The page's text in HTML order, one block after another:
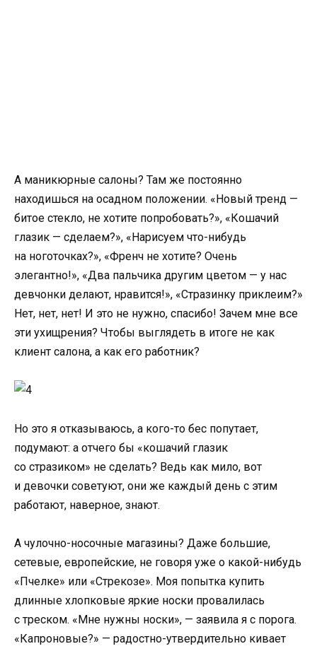
А маникюрные салоны? Там же постоянно
находишься на осадном положении. «Новый тренд —
битое стекло, не хотите попробовать?», «Кошачий
глазик — сделаем?», «Нарисуем что-нибудь
на ноготочках?», «Френч не хотите? Очень
элегантно!», «Два пальчика другим цветом — у нас
девчонки делают, нравится!», «Стразинку приклеим?»
Нет, нет, нет! И это не нужно, спасибо! Зачем мне все
эти ухищрения? Чтобы выглядеть в итоге не как
клиент салона, а как его работник?
Но это я отказываюсь, а кого-то бес попутает,
подумают: а отчего бы «кошачий глазик
со стразиком» не сделать? Ведь как мило, вот
и девочки советуют, они же каждый день с этим
работают, наверное, знают.
А чулочно-носочные магазины? Даже большие,
сетевые, европейcкие, не говоря уже о какой-нибудь
«Пчелке» или «Стрекозе». Моя попытка купить
длинные хлопковые яркие носки провалилась
с треском. «Мне нужны носки», — заявила я с порога.
«Капроновые?» — радостно-утвердительно кивает